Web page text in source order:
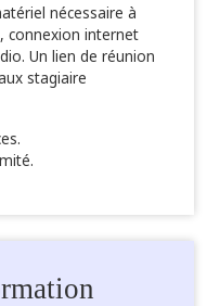
nécessaire à
connexion internet
Un lien de réunion
stagiaire